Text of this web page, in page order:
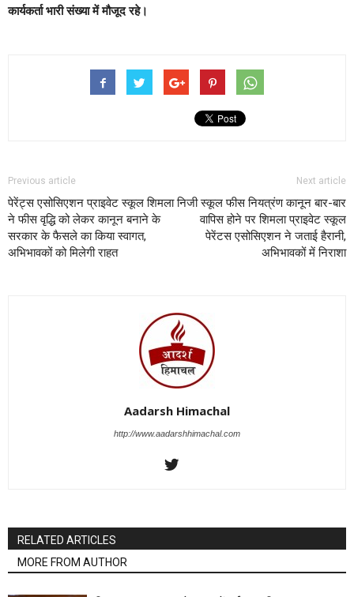
कार्यकर्ता भारी संख्या में मौजूद रहे।
Previous article
पेरेंट्स एसोसिएशन प्राइवेट स्कूल शिमला
ने फीस वृद्धि को लेकर कानून बनाने के
सरकार के फैसले का किया स्वागत,
अभिभावकों को मिलेगी राहत
Next article
निजी स्कूल फीस नियत्रंण कानून बार-बार
वापिस होने पर शिमला प्राइवेट स्कूल
पेरेंटस एसोसिएशन ने जताई हैरानी,
अभिभावकों में निराशा
Aadarsh Himachal
http://www.aadarshhimachal.com
RELATED ARTICLES
MORE FROM AUTHOR